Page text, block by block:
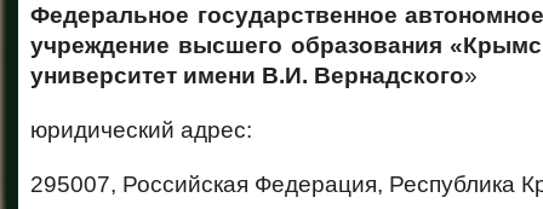
Федеральное государственное
учреждение высшего образования
университет имени В.И. Вернадского»
юридический адрес:
295007, Российская Федерация, Республика